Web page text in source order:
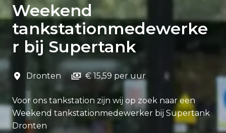
Weekend
tankstationmedewerke
r bij Supertank
Dronten € 15,59 per uur
Voor ons tankstation zijn wij op zoek naar een
Weekend tankstationmedewerker bij Supertank
Dronten